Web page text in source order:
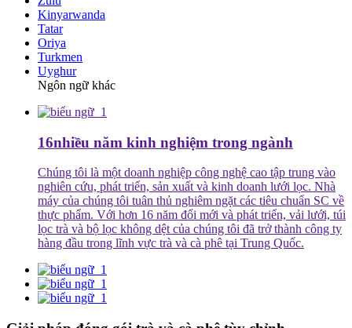
Kinyarwanda
Tatar
Oriya
Turkmen
Uyghur
Ngôn ngữ khác
16nhiều năm kinh nghiệm trong ngành
Chúng tôi là một doanh nghiệp công nghệ cao tập trung vào
nghiên cứu, phát triển, sản xuất và kinh doanh lưới lọc. Nhà
máy của chúng tôi tuân thủ nghiêm ngặt các tiêu chuẩn SC về
thực phẩm. Với hơn 16 năm đổi mới và phát triển, vải lưới, túi
lọc trà và bộ lọc không dệt của chúng tôi đã trở thành công ty
hàng đầu trong lĩnh vực trà và cà phê tại Trung Quốc.